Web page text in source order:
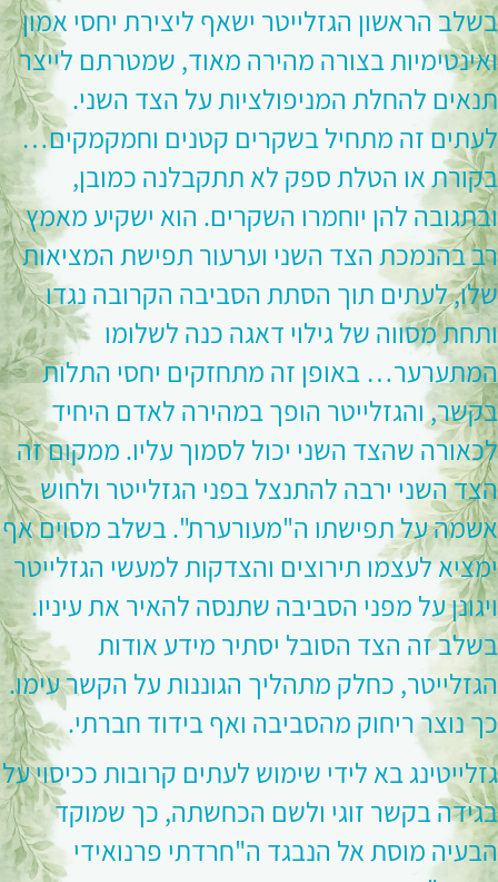
בשלב הראשון הגזלייטר ישאף ליצירת יחסי אמון
ואינטימיות בצורה מהירה מאוד, שמטרתם לייצר
תנאים להחלת המניפולציות על הצד השני.
לעתים זה מתחיל בשקרים קטנים וחמקמקים…
בקורת או הטלת ספק לא תתקבלנה כמובן,
ובתגובה להן יוחמרו השקרים. הוא ישקיע מאמץ
רב בהנמכת הצד השני וערעור תפישת המציאות
שלו, לעתים תוך הסתת הסביבה הקרובה נגדו
ותחת מסווה של גילוי דאגה כנה לשלומו
המתערער… באופן זה מתחזקים יחסי התלות
בקשר, והגזלייטר הופך במהירה לאדם היחיד
לכאורה שהצד השני יכול לסמוך עליו. ממקום זה
הצד השני ירבה להתנצל בפני הגזלייטר ולחוש
אשמה על תפישתו ה"מעורערת". בשלב מסוים אף
ימציא לעצמו תירוצים והצדקות למעשי הגזלייטר
ויגונן על מפני הסביבה שתנסה להאיר את עיניו.
בשלב זה הצד הסובל יסתיר מידע אודות
הגזלייטר, כחלק מתהליך הגוננות על הקשר עימו.
כך נוצר ריחוק מהסביבה ואף בידוד חברתי.
גזלייטינג בא לידי שימוש לעתים קרובות ככיסוי על
בגידה בקשר זוגי ולשם הכחשתה, כך שמוקד
הבעיה מוסת אל הנבגד ה"חרדתי פרנואידי